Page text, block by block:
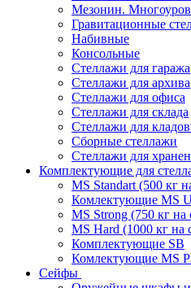
Мезонин.
Гравитационные
Набивные
Консольные
Стеллажи для гаража
Стеллажи для архива
Стеллажи для офиса
Стеллажи для склада
Стеллажи для
Сборные стеллажи
Стеллажи для
Комплектующие для
MS Standart (500 кг
Комлектующие MS
MS Strong (750 кг
MS Hard (1000 кг на
Комплектующие SB
Комлектующие MS
Сейфы